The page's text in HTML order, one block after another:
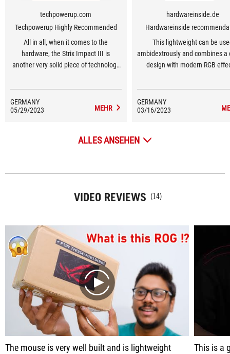
techpowerup.com
Techpowerup Highly Recommended
All in all, when it comes to the
hardware, the Strix Impact III is
another very solid piece of technology
GERMANY
05/29/2023
MEHR
hardwareinside.de
Hardwareinside
This lightweight can be
ambidextrously and combines a
design with modern RGB
GERMANY
03/16/2023
ALLES ANSEHEN
VIDEO REVIEWS (14)
play
The mouse is very well built and is lightweight This is a